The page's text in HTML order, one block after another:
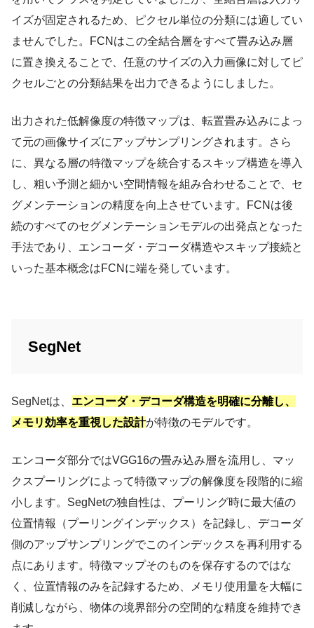
イズが固定されるため、ピクセル単位の分類には適してい
ませんでした。FCNはこの全結合層をすべて畳み込み層
に置き換えることで、任意のサイズの入力画像に対してピ
クセルごとの分類結果を出力できるようにしました。
出力された低解像度の特徴マップは、転置畳み込みによっ
て元の画像サイズにアップサンプリングされます。さら
に、異なる層の特徴マップを統合するスキップ構造を導入
し、粗い予測と細かい空間情報を組み合わせることで、セ
グメンテーションの精度を向上させています。FCNは後
続のすべてのセグメンテーションモデルの出発点となった
手法であり、エンコーダ・デコーダ構造やスキップ接続と
いった基本概念はFCNに端を発しています。
SegNet
SegNetは、 エンコーダ・デコーダ構造を明確に分離し、
メモリ効率を重視した設計が特徴のモデルです。
エンコーダ部分ではVGG16の畳み込み層を流用し、マッ
クスプーリングによって特徴マップの解像度を段階的に縮
小します。SegNetの独自性は、プーリング時に最大値の
位置情報（プーリングインデックス）を記録し、デコーダ
側のアップサンプリングでこのインデックスを再利用する
点にあります。特徴マップそのものを保存するのではな
く、位置情報のみを記録するため、メモリ使用量を大幅に
削減しながら、物体の境界部分の空間的な精度を維持でき